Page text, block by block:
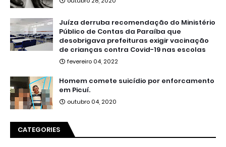
Juíza derruba recomendação do Ministério
Público de Contas da Paraíba que
desobrigava prefeituras exigir vacinação
de crianças contra Covid-19 nas escolas
fevereiro 04, 2022
Homem comete suicídio por enforcamento
em Picuí.
outubro 04, 2020
CATEGORIES